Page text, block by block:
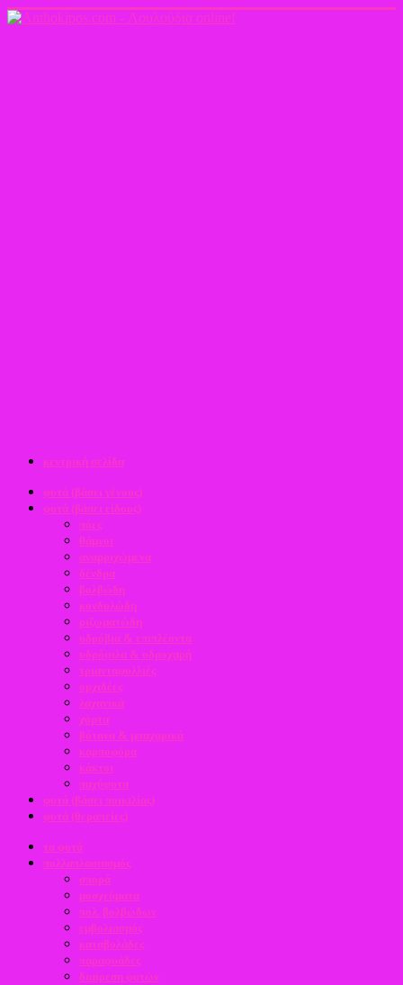
κεντρική σελίδα
φυτά (βάσει γένους)
φυτά (βάσει είδους)
πόες
θάμνοι
αναρριχώμενα
δένδρα
βολβώδη
κονδυλώδη
ριζωματώδη
υδρόβια & επιπλέοντα
υδρόφιλα & υδροχαρή
τριανταφυλλιές
ορχιδέες
λαχανικά
χόρτα
βότανα & μπαχαρικά
καρποφόρα
κάκτοι
παχύφυτα
φυτά (βάσει ποικιλίας)
φυτά (θεραπείες)
τα φυτά
πολλαπλασιασμός
σπορά
μοσχεύματα
πολ. βολβώδων
εμβολιασμός
καταβολάδες
παραφυάδες
διαίρεση φυτών